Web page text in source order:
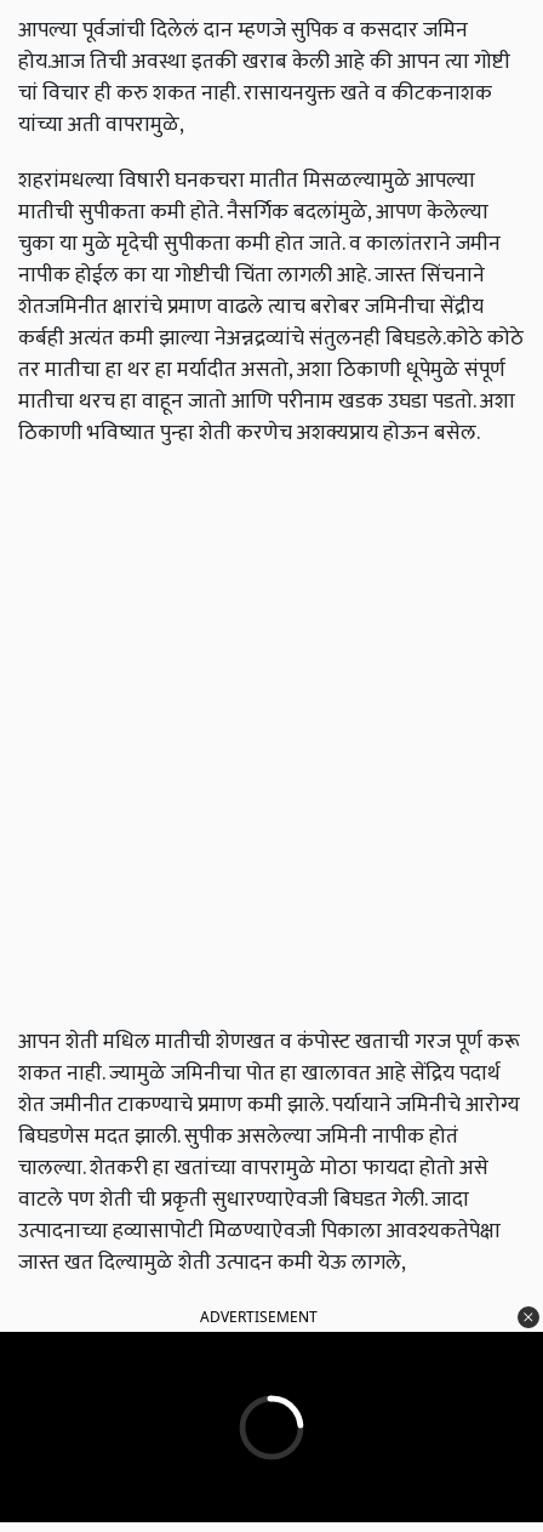
आपल्या पूर्वजांची दिलेलं दान म्हणजे सुपिक व कसदार जमिन
होय.आज तिची अवस्था इतकी खराब केली आहे की आपन त्या गोष्टी
चां विचार ही करु शकत नाही. रासायनयुक्त खते व कीटकनाशक
यांच्या अती वापरामुळे,
शहरांमधल्या विषारी घनकचरा मातीत मिसळल्यामुळे आपल्या
मातीची सुपीकता कमी होते. नैसर्गिक बदलांमुळे, आपण केलेल्या
चुका या मुळे मृदेची सुपीकता कमी होत जाते. व कालांतराने जमीन
नापीक होईल का या गोष्टीची चिंता लागली आहे. जास्त सिंचनाने
शेतजमिनीत क्षारांचे प्रमाण वाढले त्याच बरोबर जमिनीचा सेंद्रीय
कर्बही अत्यंत कमी झाल्या नेअन्नद्रव्यांचे संतुलनही बिघडले.कोठे कोठे
तर मातीचा हा थर हा मर्यादीत असतो, अशा ठिकाणी धूपेमुळे संपूर्ण
मातीचा थरच हा वाहून जातो आणि परीनाम खडक उघडा पडतो. अशा
ठिकाणी भविष्यात पुन्हा शेती करणेच अशक्यप्राय होऊन बसेल.
आपन शेती मधिल मातीची शेणखत व कंपोस्ट खताची गरज पूर्ण करू
शकत नाही. ज्यामुळे जमिनीचा पोत हा खालावत आहे सेंद्रिय पदार्थ
शेत जमीनीत टाकण्याचे प्रमाण कमी झाले. पर्यायाने जमिनीचे आरोग्य
बिघडणेस मदत झाली. सुपीक असलेल्या जमिनी नापीक होतं
चालल्या. शेतकरी हा खतांच्या वापरामुळे मोठा फायदा होतो असे
वाटले पण शेती ची प्रकृती सुधारण्याऐवजी बिघडत गेली. जादा
उत्पादनाच्या हव्यासापोटी मिळण्याऐवजी पिकाला आवश्यकतेपेक्षा
जास्त खत दिल्यामुळे शेती उत्पादन कमी येऊ लागले,
ADVERTISEMENT